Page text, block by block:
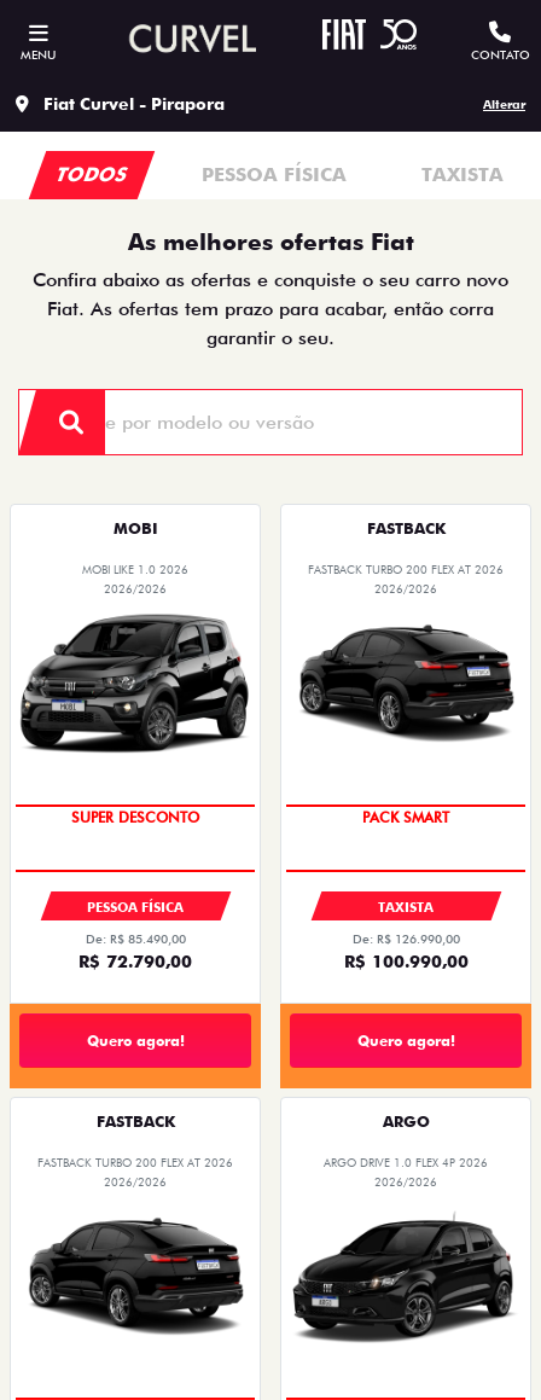
MENU CONTATO
Fiat Curvel - Pirapora Alterar
TODOS PESSOA FÍSICA TAXISTA
As melhores ofertas Fiat
Confira abaixo as ofertas e conquiste o seu carro novo
Fiat. As ofertas tem prazo para acabar, então corra
garantir o seu.
MOBI
MOBI LIKE 1.0 2026
2026/2026
SUPER DESCONTO
PESSOA FÍSICA
De: R$ 85.490,00
R$ 72.790,00
Quero agora!
FASTBACK
FASTBACK TURBO 200 FLEX AT 2026
2026/2026
PACK SMART
TAXISTA
De: R$ 126.990,00
R$ 100.990,00
Quero agora!
FASTBACK
FASTBACK TURBO 200 FLEX AT 2026
2026/2026
ARGO
ARGO DRIVE 1.0 FLEX 4P 2026
2026/2026